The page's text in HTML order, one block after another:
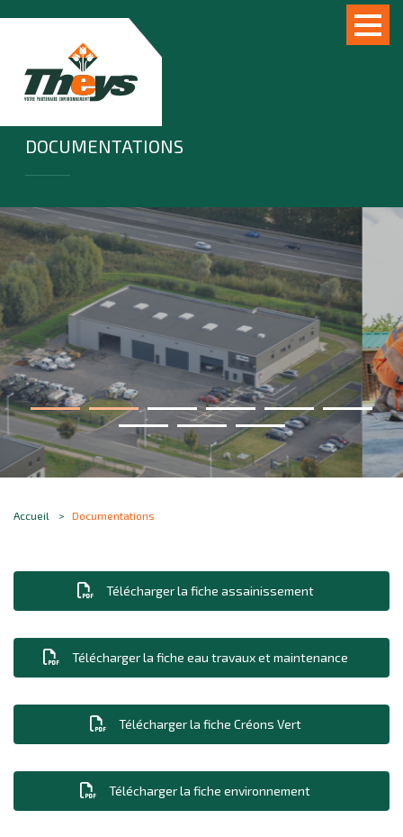
DOCUMENTATIONS
Accueil Documentations
Télécharger la fiche assainissement
Télécharger la fiche eau travaux et maintenance
Télécharger la fiche Créons Vert
Télécharger la fiche environnement